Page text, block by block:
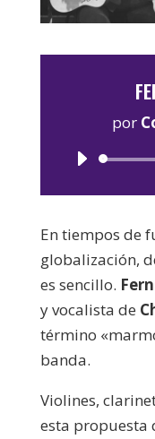
por
En tiempos de
globalización,
es sencillo.
y vocalista de
término
banda.
Violines,
esta propuesta